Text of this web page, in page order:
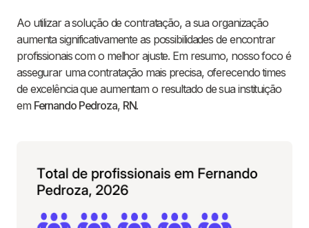
Ao utilizar a solução de contratação, a sua organização
aumenta significativamente as possibilidades de encontrar
profissionais com o melhor ajuste. Em resumo, nosso foco é
assegurar uma contratação mais precisa, oferecendo times
de excelência que aumentam o resultado de sua instituição
em Fernando Pedroza, RN.